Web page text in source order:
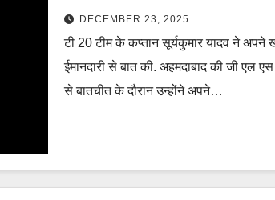
DECEMBER 23, 2025
टी 20 टीम के कप्तान सूर्यकुमार यादव ने अपने
ईमानदारी से बात की. अहमदाबाद की जी एल एस
से बातचीत के दौरान उन्होंने अपने…